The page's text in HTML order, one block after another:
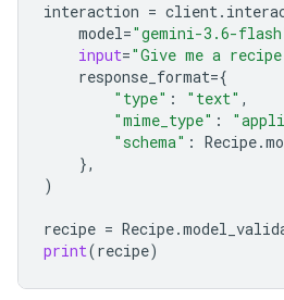
interaction = client.
model="gemini-3.6-
input="Give me a
response_format={
"type" : "text" ,
"mime_type" :
"schema" : Recipe.
},
)
recipe = Recipe.
print(recipe)